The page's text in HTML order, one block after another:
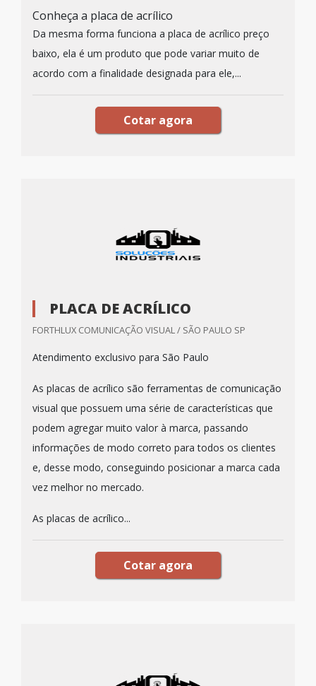
Conheça a placa de acrílico
Da mesma forma funciona a placa de acrílico preço
baixo, ela é um produto que pode variar muito de
acordo com a finalidade designada para ele,...
Cotar agora
PLACA DE ACRÍLICO
FORTHLUX COMUNICAÇÃO VISUAL / SÃO PAULO SP
Atendimento exclusivo para São Paulo
As placas de acrílico são ferramentas de comunicação
visual que possuem uma série de características que
podem agregar muito valor à marca, passando
informações de modo correto para todos os clientes
e, desse modo, conseguindo posicionar a marca cada
vez melhor no mercado.
As placas de acrílico...
Cotar agora